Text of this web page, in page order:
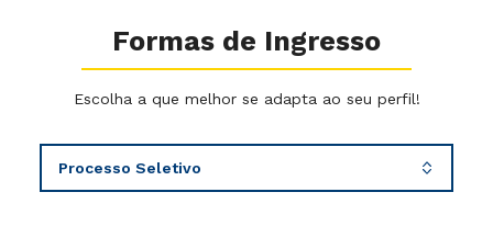
Formas de Ingresso
Escolha a que melhor se adapta ao seu perfil!